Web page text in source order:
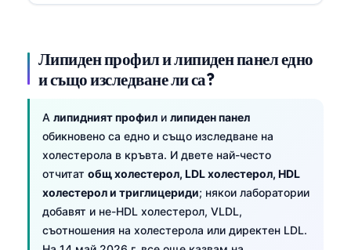
Липиден профил и липиден панел едно
и също изследване ли са?
A липидният профил и липиден панел
обикновено са едно и също изследване на
холестерола в кръвта. И двете най-често
отчитат общ холестерол, LDL холестерол, HDL
холестерол и триглицериди; някои лаборатории
добавят и не-HDL холестерол, VLDL,
съотношения на холестерола или директен LDL.